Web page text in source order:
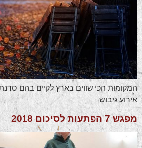
המקומות הכי שווים בארץ לקיים בהם
אירוע גיבוש
מפגש 7 הפתעות לסיכום 2018